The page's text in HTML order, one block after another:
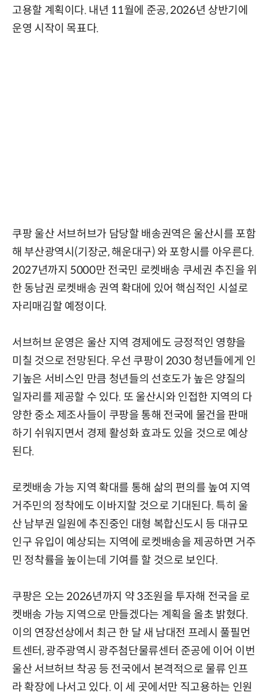
고용할 계획이다. 내년 11월에 준공, 2026년 상반기에
운영 시작이 목표다.
쿠팡 울산 서브허브가 담당할 배송권역은 울산시를 포함
해 부산광역시(기장군, 해운대구) 와 포항시를 아우른다.
2027년까지 5000만 전국민 로켓배송 쿠세권 추진을 위
한 동남권 로켓배송 권역 확대에 있어 핵심적인 시설로
자리매김할 예정이다.
서브허브 운영은 울산 지역 경제에도 긍정적인 영향을
미칠 것으로 전망된다. 우선 쿠팡이 2030 청년들에게 인
기높은 서비스인 만큼 청년들의 선호도가 높은 양질의
일자리를 제공할 수 있다. 또 울산시와 인접한 지역의 다
양한 중소 제조사들이 쿠팡을 통해 전국에 물건을 판매
하기 쉬워지면서 경제 활성화 효과도 있을 것으로 예상
된다.
로켓배송 가능 지역 확대를 통해 삶의 편의를 높여 지역
거주민의 정착에도 이바지할 것으로 기대된다. 특히 울
산 남부권 일원에 추진중인 대형 복합신도시 등 대규모
인구 유입이 예상되는 지역에 로켓배송을 제공하면 거주
민 정착률을 높이는데 기여를 할 것으로 보인다.
쿠팡은 오는 2026년까지 약 3조원을 투자해 전국을 로
켓배송 가능 지역으로 만들겠다는 계획을 올초 밝혔다.
이의 연장선상에서 최근 한 달 새 남대전 프레시 풀필먼
트센터, 광주광역시 광주첨단물류센터 준공에 이어 이번
울산 서브허브 착공 등 전국에서 본격적으로 물류 인프
라 확장에 나서고 있다. 이 세 곳에서만 직고용하는 인원